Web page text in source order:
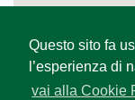
Questo sito fa
l’esperienza di
vai alla Cookie
Condividi